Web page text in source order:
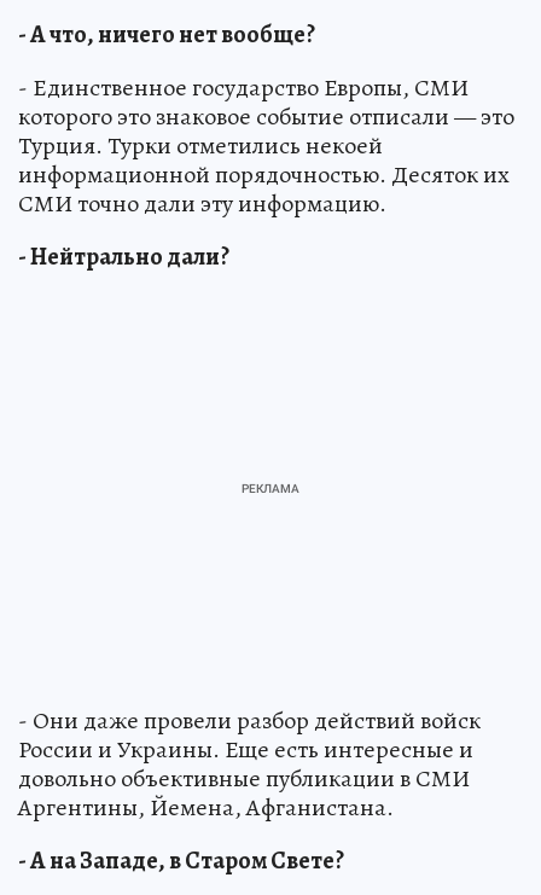
- А что, ничего нет вообще?
- Единственное государство Европы, СМИ
которого это знаковое событие отписали — это
Турция. Турки отметились некоей
информационной порядочностью. Десяток их
СМИ точно дали эту информацию.
- Нейтрально дали?
- Они даже провели разбор действий войск
России и Украины. Еще есть интересные и
довольно объективные публикации в СМИ
Аргентины, Йемена, Афганистана.
- А на Западе, в Старом Свете?